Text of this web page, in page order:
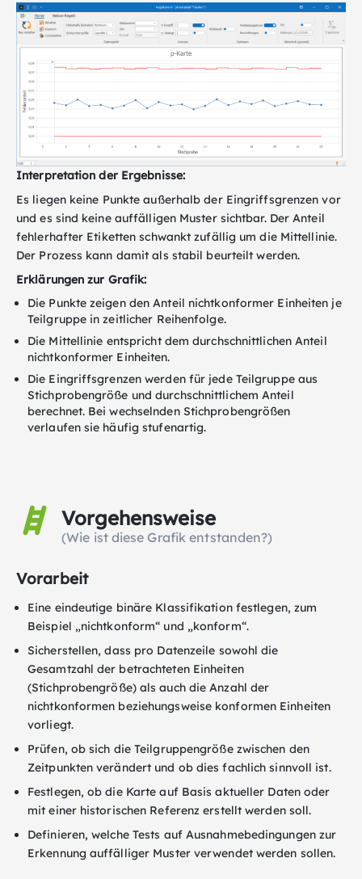
Interpretation der Ergebnisse:
Es liegen keine Punkte außerhalb der Eingriffsgrenzen vor
und es sind keine auffälligen Muster sichtbar. Der Anteil
fehlerhafter Etiketten schwankt zufällig um die Mittellinie.
Der Prozess kann damit als stabil beurteilt werden.
Erklärungen zur Grafik:
Die Punkte zeigen den Anteil nichtkonformer Einheiten je
Teilgruppe in zeitlicher Reihenfolge.
Die Mittellinie entspricht dem durchschnittlichen Anteil
nichtkonformer Einheiten.
Die Eingriffsgrenzen werden für jede Teilgruppe aus
Stichprobengröße und durchschnittlichem Anteil
berechnet. Bei wechselnden Stichprobengrößen
verlaufen sie häufig stufenartig.
Vorgehensweise
(Wie ist diese Grafik entstanden?)
Vorarbeit
Eine eindeutige binäre Klassifikation festlegen, zum
Beispiel „nichtkonform“ und „konform“.
Sicherstellen, dass pro Datenzeile sowohl die
Gesamtzahl der betrachteten Einheiten
(Stichprobengröße) als auch die Anzahl der
nichtkonformen beziehungsweise konformen Einheiten
vorliegt.
Prüfen, ob sich die Teilgruppengröße zwischen den
Zeitpunkten verändert und ob dies fachlich sinnvoll ist.
Festlegen, ob die Karte auf Basis aktueller Daten oder
mit einer historischen Referenz erstellt werden soll.
Definieren, welche Tests auf Ausnahmebedingungen zur
Erkennung auffälliger Muster verwendet werden sollen.